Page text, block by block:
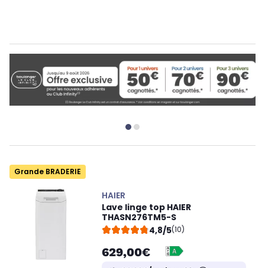
Grande BRADERIE
HAIER
Lave linge top HAIER
THASN276TM5-S
4,8/5(10)
629,00€